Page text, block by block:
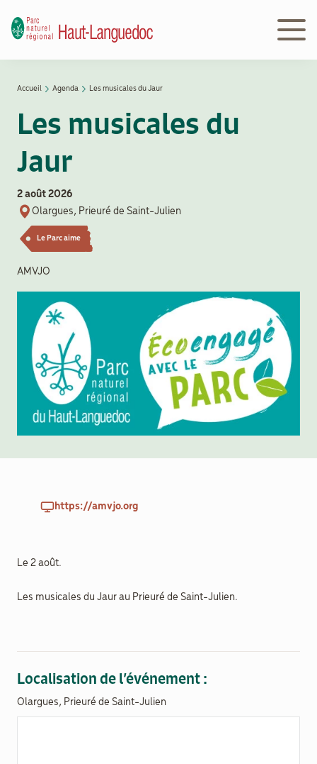
contenu
principal
Découvrir
Le
en
action
Parc
peut
vous
aider
Boulègue
Ton Futur
Secondaire
Actualités
Contact
Recherche
d'Ariane
Accueil Agenda Les musicales du Jaur
Les musicales du
Jaur
2 août 2026
Olargues, Prieuré de Saint-Julien
Le Parc aime
AMVJO
https://amvjo.org
Le 2 août.
Les musicales du Jaur au Prieuré de Saint-Julien.
Localisation de l’événement :
Olargues, Prieuré de Saint-Julien